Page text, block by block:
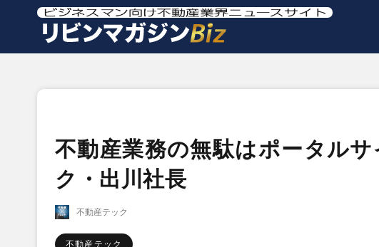
不動産業務の無駄はポータル
ク・出川社長
不動産テック
不動産テック